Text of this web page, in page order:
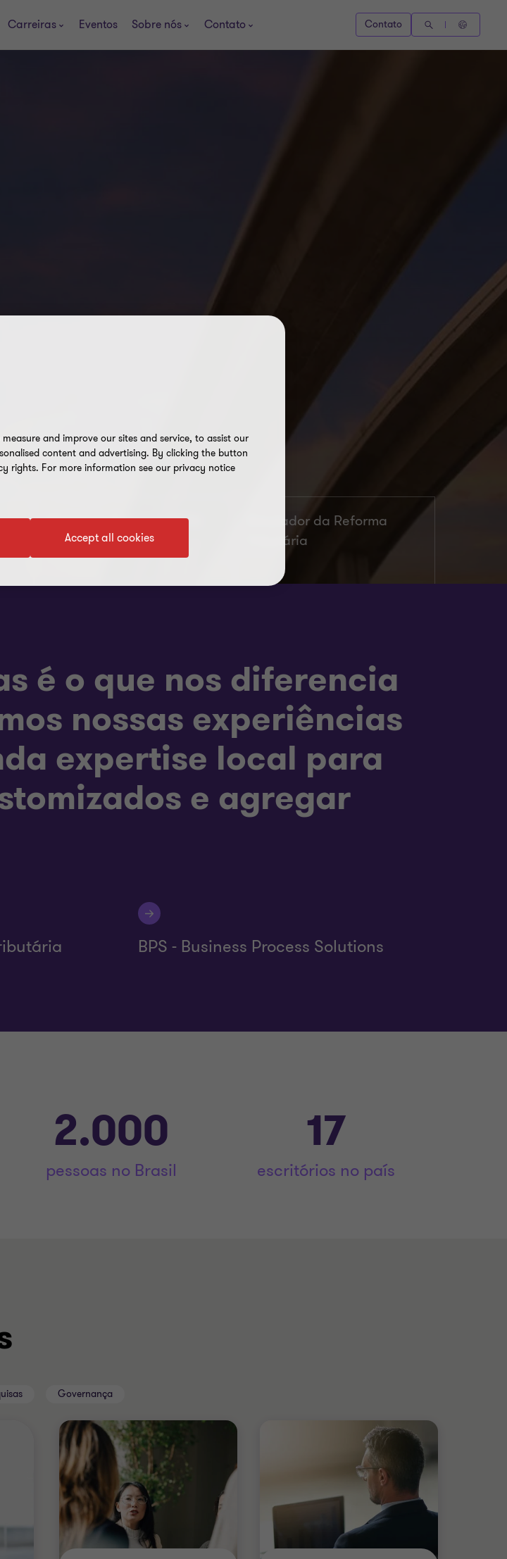
Carreiras Eventos Sobre nós Contato Contato
Women in Business 2026
Simulador da Reforma
Tributária
é o que nos diferencia
nossas experiências
expertise local para
e agregar
BPS - Business Process Solutions
2.000
pessoas no Brasil
17
escritórios no país
Governança
and improve our sites and service, to assist our
content and advertising. By clicking the button
rights. For more information see our privacy notice
Accept all cookies